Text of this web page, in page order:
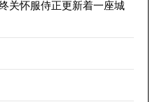
关怀服侍正更新着一座城